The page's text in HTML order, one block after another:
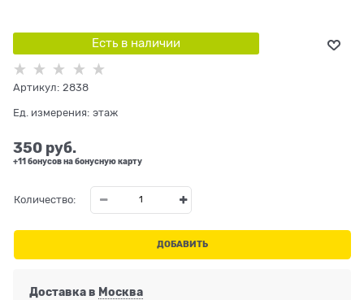
Есть в наличии
Артикул: 2838
Ед. измерения: этаж
350 руб.
+11 бонусов на бонусную карту
Количество:
ДОБАВИТЬ
Доставка в Москва